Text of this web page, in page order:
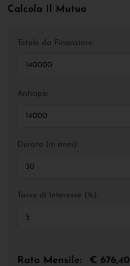
Calcola Il Mutuo
Totale da Finanziare:
Anticipo:
Durata (in anni):
Tasso di Interesse (%):
Rata Mensile: € 676,40